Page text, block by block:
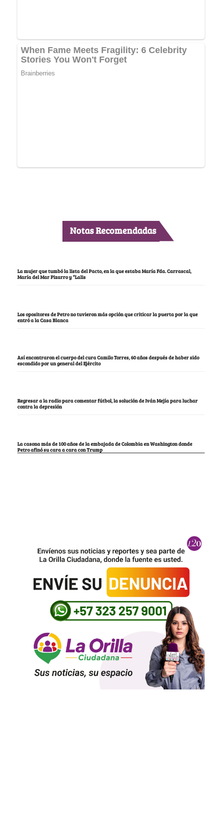
Notas Recomendadas
La mujer que tumbó la lista del Pacto, en la que estaba María Fda. Carrascal,
María del Mar Pizarro y “Lalis
Los opositores de Petro no tuvieron más opción que criticar la puerta por la que
entró a la Casa Blanca
Así encontraron el cuerpo del cura Camilo Torres, 60 años después de haber sido
escondido por un general del Ejército
Regresar a la radio para comentar fútbol, la solución de Iván Mejía para luchar
contra la depresión
La casona más de 100 años de la embajada de Colombia en Washington donde
Petro afinó su cara a cara con Trump